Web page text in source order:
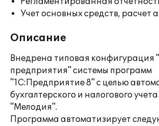
Учет основных средств, расчет
Описание
Внедрена типовая конфигурация
предприятия" системы программ
"1С:Предприятие 8" с целью
бухгалтерского и налогового
"Мелодия".
Программа автоматизирует